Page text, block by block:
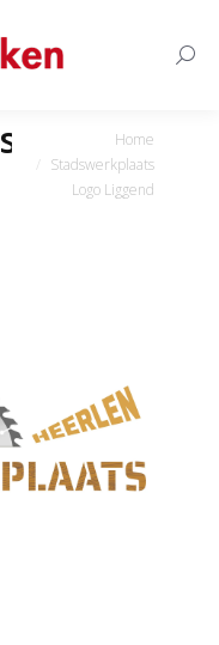
Je bent hier:
Home
Stadswerkplaats
Logo Liggend